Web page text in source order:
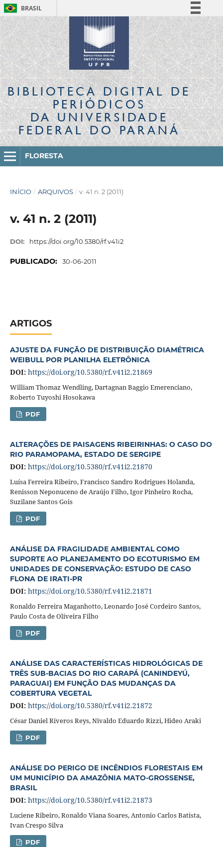
BRASIL
Simplifique!
Comunica BR
Participe
Acesso à informação
Legislação
Canais
BIBLIOTECA DIGITALDE
PERIÓDICOS
DA UNIVERSIDADE
FEDERAL DO PARANÁ
FLORESTA
INÍCIO / ARQUIVOS / v. 41 n. 2 (2011)
v. 41 n. 2 (2011)
DOI: https://doi.org/10.5380/rf.v41i2
PUBLICADO: 30-06-2011
ARTIGOS
AJUSTE DA FUNÇÃO DE DISTRIBUIÇÃO DIAMÉTRICA
WEIBULL POR PLANILHA ELETRÔNICA
DOI: https://doi.org/10.5380/rf.v41i2.21869
William Thomaz Wendling, Dartagnan Baggio Emerenciano,
Roberto Tuyoshi Hosokawa
PDF
ALTERAÇÕES DE PAISAGENS RIBEIRINHAS: O CASO DO
RIO PARAMOPAMA, ESTADO DE SERGIPE
DOI: https://doi.org/10.5380/rf.v41i2.21870
Luísa Ferreira Ribeiro, Francisco Sandro Rodrigues Holanda,
Renisson Neponuceno de Araújo Filho, Igor Pinheiro Rocha,
Suzilane Santos Gois
PDF
ANÁLISE DA FRAGILIDADE AMBIENTAL COMO
SUPORTE AO PLANEJAMENTO DO ECOTURISMO EM
UNIDADES DE CONSERVAÇÃO: ESTUDO DE CASO
FLONA DE IRATI-PR
DOI: https://doi.org/10.5380/rf.v41i2.21871
Ronaldo Ferreira Maganhotto, Leonardo José Cordeiro Santos,
Paulo Costa de Oliveira Filho
PDF
ANÁLISE DAS CARACTERÍSTICAS HIDROLÓGICAS DE
TRÊS SUB-BACIAS DO RIO CARAPÁ (CANINDEYÚ,
PARAGUAI) EM FUNÇÃO DAS MUDANÇAS DA
COBERTURA VEGETAL
DOI: https://doi.org/10.5380/rf.v41i2.21872
César Daniel Riveros Reys, Nivaldo Eduardo Rizzi, Hideo Araki
PDF
ANÁLISE DO PERIGO DE INCÊNDIOS FLORESTAIS EM
UM MUNICÍPIO DA AMAZÔNIA MATO-GROSSENSE,
BRASIL
DOI: https://doi.org/10.5380/rf.v41i2.21873
Luciene Ribeiro, Ronaldo Viana Soares, Antonio Carlos Batista,
Ivan Crespo Silva
PDF